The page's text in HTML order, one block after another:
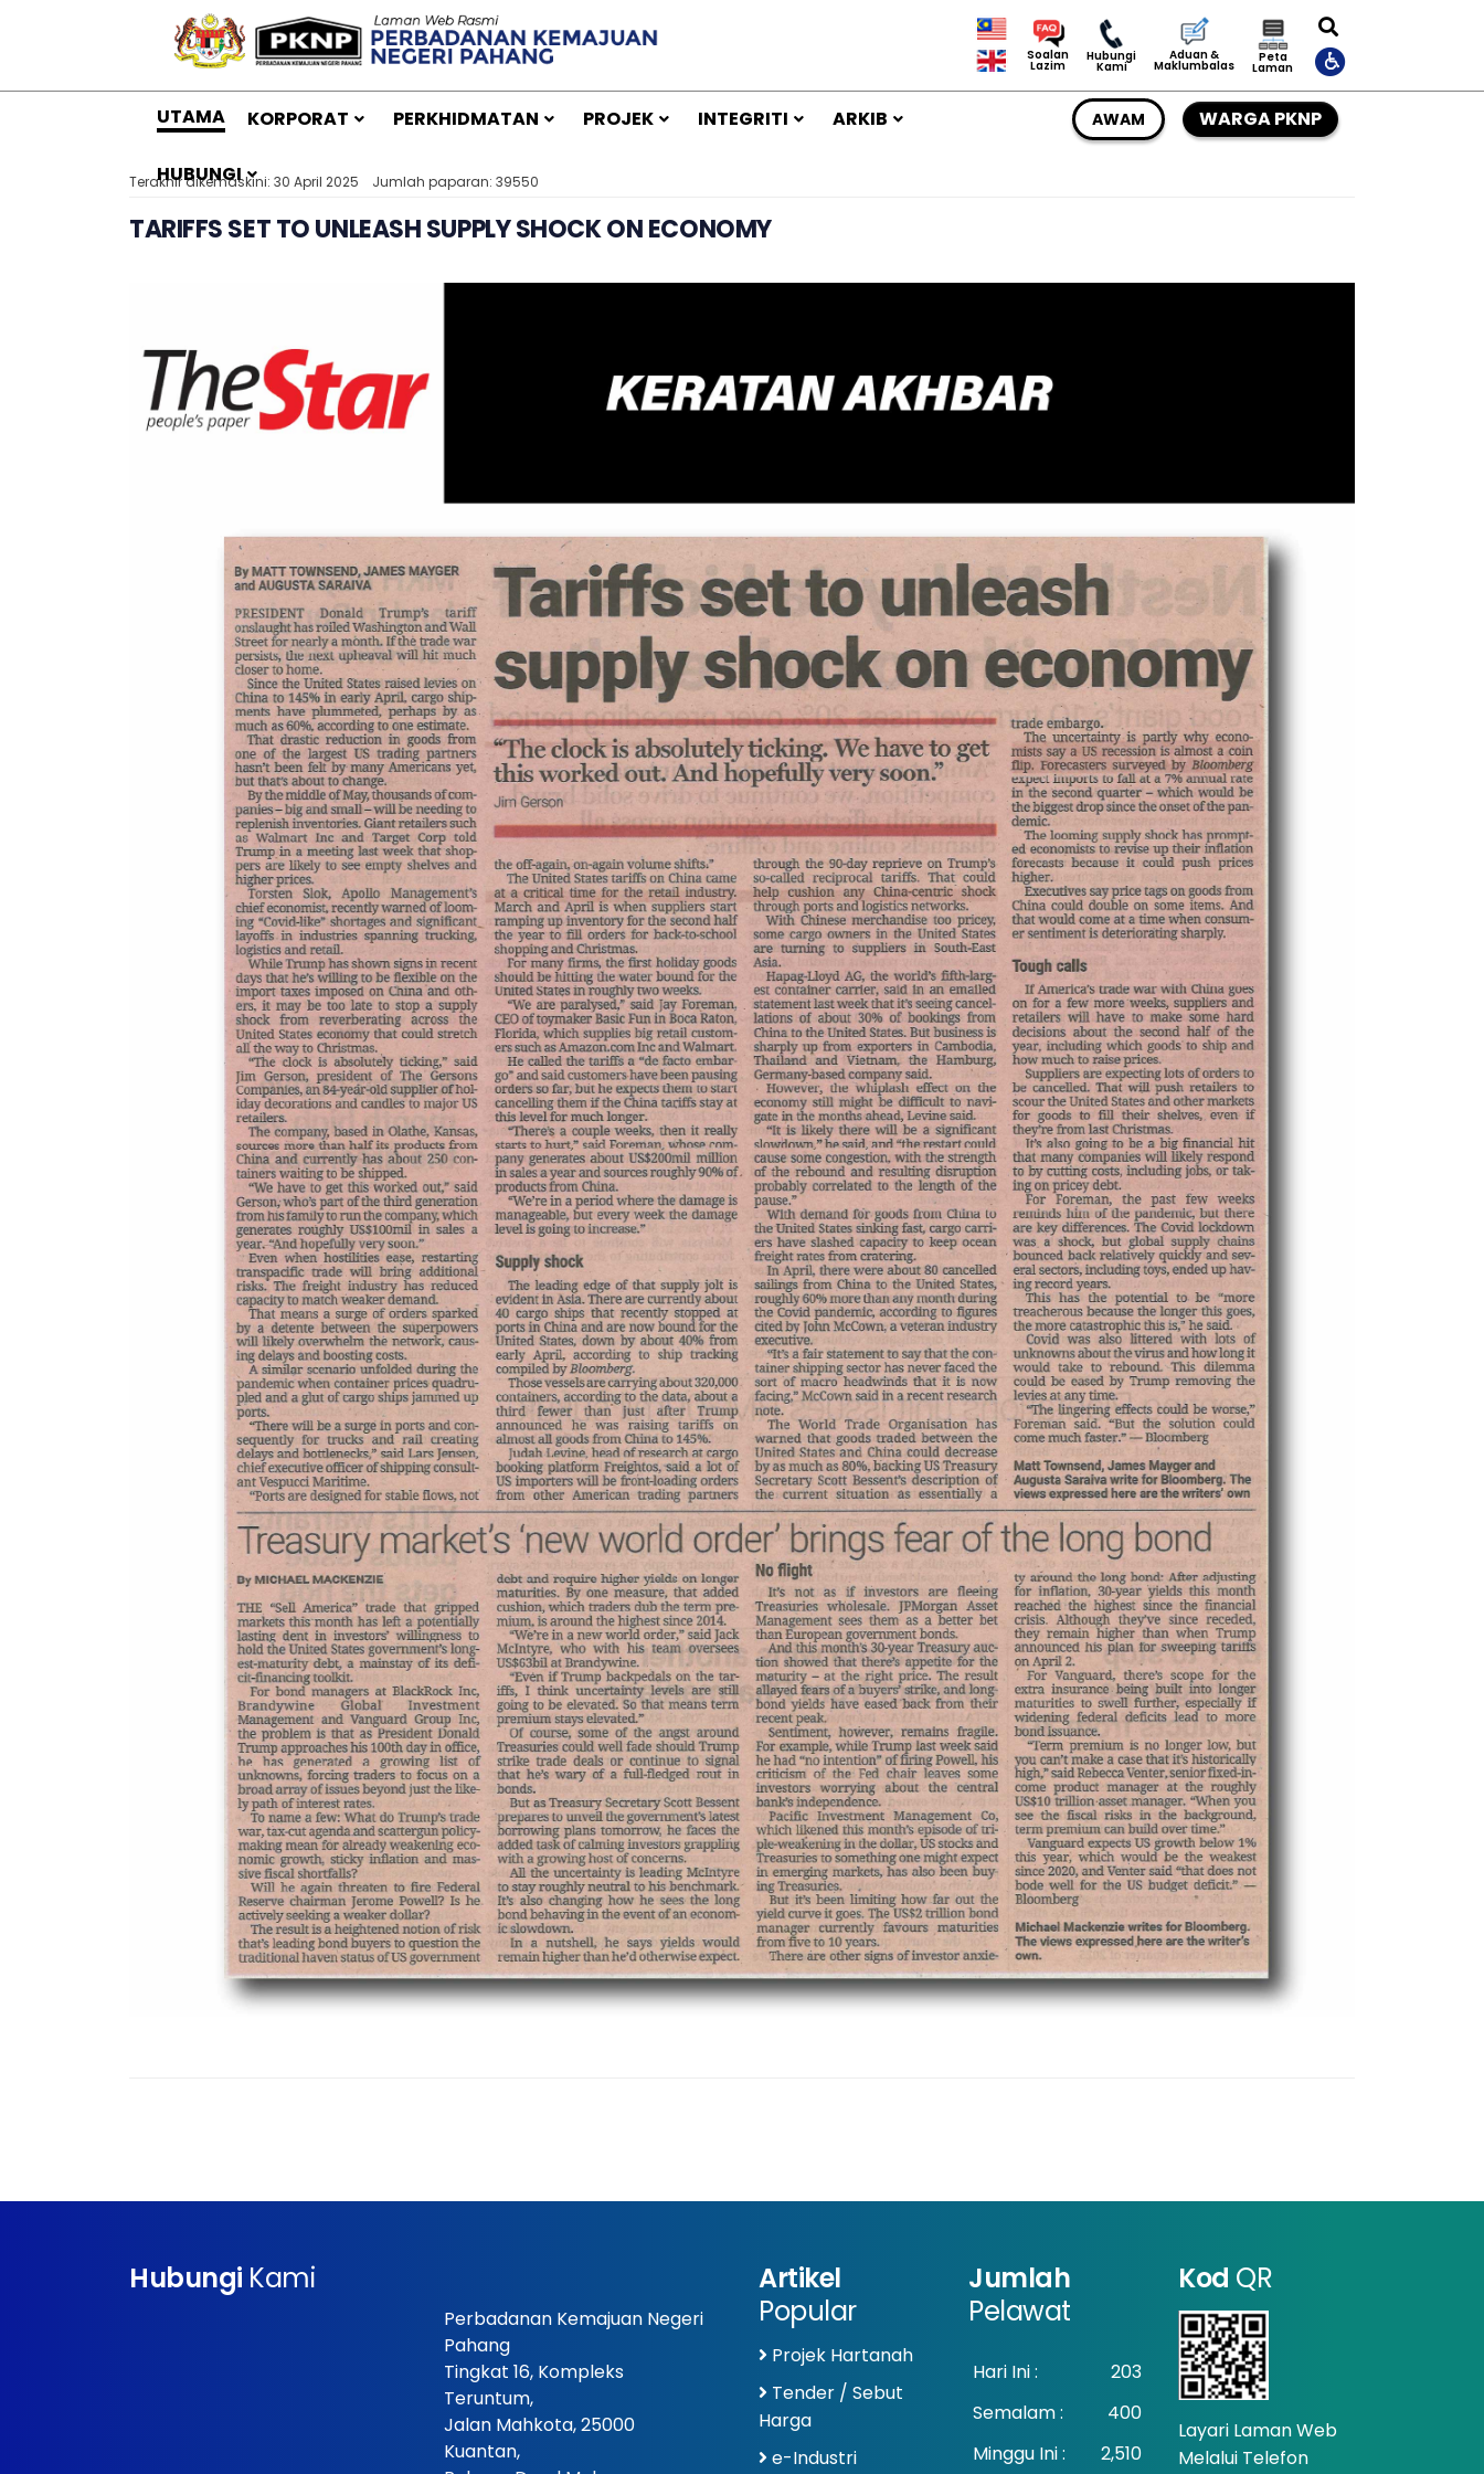
Soalan
Lazim
Hubungi
Kami
Aduan &
Maklumbalas
Peta
Laman
UTAMA KORPORAT PERKHIDMATAN PROJEK INTEGRITI ARKIB
HUBUNGI
AWAM WARGA PKNP
Terakhir dikemaskini: 30 April 2025 Jumlah paparan: 39550
TARIFFS SET TO UNLEASH SUPPLY SHOCK ON ECONOMY
Hubungi Kami
Perbadanan Kemajuan Negeri
Pahang
Tingkat 16, Kompleks
Teruntum,
Jalan Mahkota, 25000
Kuantan,
Artikel
Popular
Projek Hartanah
Tender / Sebut
Harga
e-Industri
Jumlah
Pelawat
Hari Ini :
203
Semalam :
400
Minggu Ini :
2,510
Kod QR
Layari Laman Web
Melalui Telefon